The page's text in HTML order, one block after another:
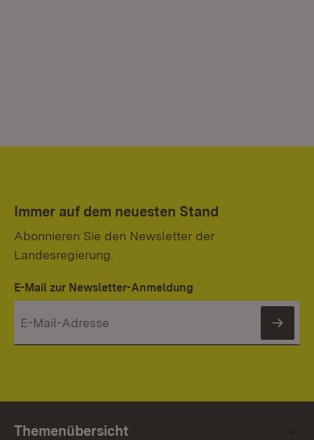
Immer auf dem neuesten Stand
Abonnieren Sie den Newsletter der
Landesregierung.
E-Mail zur Newsletter-Anmeldung
Themenübersicht